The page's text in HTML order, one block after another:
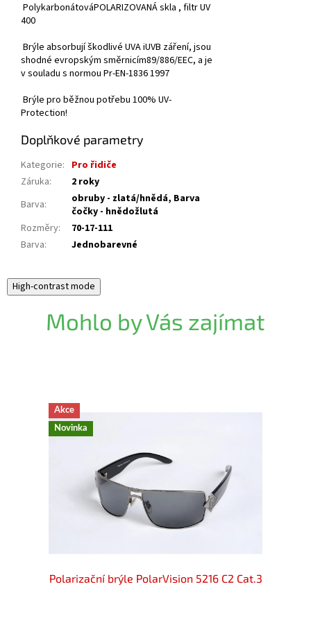
PolykarbonátováPOLARIZOVANÁ skla , filtr UV
400
Brýle absorbují škodlivé UVA iUVB záření, jsou
shodné evropským směrnicím89/886/EEC, a je
v souladu s normou Pr-EN-1836 1997
Brýle pro běžnou potřebu 100% UV-
Protection!
Doplňkové parametry
Kategorie: Pro řidiče
Záruka:
2 roky
Barva:
obruby - zlatá/hnědá, Barva
čočky - hnědožlutá
Rozměry:
70-17-111
Barva: Jednobarevné
High-contrast mode
Mohlo by Vás zajímat
Akce
Novinka
Polarizační brýle PolarVision 5216 C2 Cat.3